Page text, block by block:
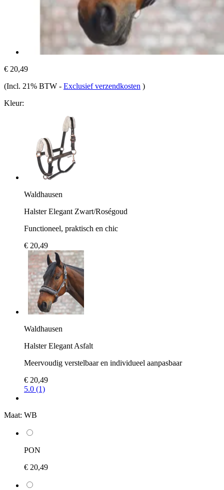
€ 20,49
(Incl. 21% BTW - Exclusief verzendkosten )
Kleur:
Waldhausen
Halster Elegant Zwart/Roségoud
Functioneel, praktisch en chic
€ 20,49
Waldhausen
Halster Elegant Asfalt
Meervoudig verstelbaar en individueel aanpasbaar
€ 20,49
5.0 (1)
Maat: WB
PON
€ 20,49